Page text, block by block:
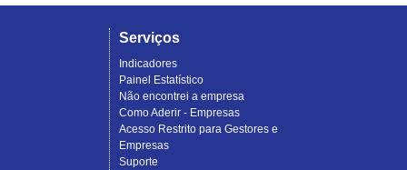
Serviços
Indicadores
Painel Estatístico
Não encontrei a empresa
Como Aderir - Empresas
Acesso Restrito para Gestores e
Empresas
Suporte